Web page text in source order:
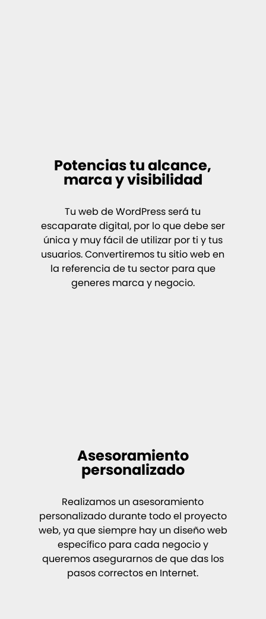
Potencias tu alcance,
marca y visibilidad
Tu web de WordPress será tu
escaparate digital, por lo que debe ser
única y muy fácil de utilizar por ti y tus
usuarios. Convertiremos tu sitio web en
la referencia de tu sector para que
generes marca y negocio.
Asesoramiento
personalizado
Realizamos un asesoramiento
personalizado durante todo el proyecto
web, ya que siempre hay un diseño web
específico para cada negocio y
queremos asegurarnos de que das los
pasos correctos en Internet.